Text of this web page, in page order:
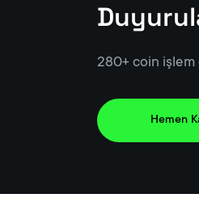
280+ coin
Hemen